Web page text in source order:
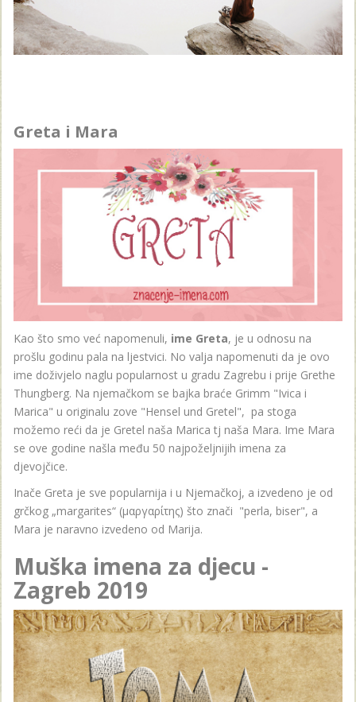
Greta i Mara
Kao što smo već napomenuli, ime Greta, je u odnosu na
prošlu godinu pala na ljestvici. No valja napomenuti da je ovo
ime doživjelo naglu popularnost u gradu Zagrebu i prije Grethe
Thungberg. Na njemačkom se bajka braće Grimm "Ivica i
Marica" u originalu zove "Hensel und Gretel", pa stoga
možemo reći da je Gretel naša Marica tj naša Mara. Ime Mara
se ove godine našla među 50 najpoželjnijih imena za
djevojčice.
Inače Greta je sve popularnija i u Njemačkoj, a izvedeno je od
grčkog „margarites“ (μαργαρίτης) što znači "perla, biser", a
Mara je naravno izvedeno od Marija.
Muška imena za djecu -
Zagreb 2019